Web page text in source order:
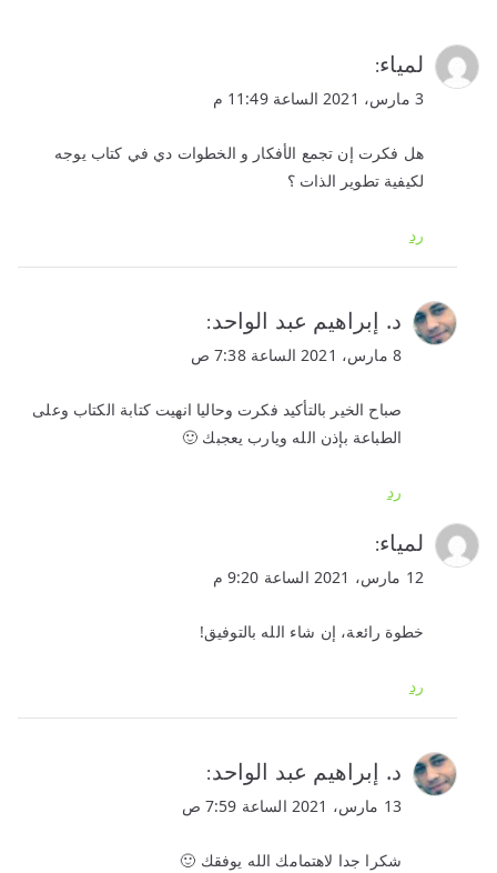
لمياء:
3 مارس، 2021 الساعة 11:49 م
هل فكرت إن تجمع الأفكار و الخطوات دي في كتاب يوجه
لكيفية تطوير الذات ؟
رد
د. إبراهيم عبد الواحد:
8 مارس، 2021 الساعة 7:38 ص
صباح الخير بالتأكيد فكرت وحاليا انهيت كتابة الكتاب وعلى
الطباعة بإذن الله ويارب يعجبك 🙂
رد
لمياء:
12 مارس، 2021 الساعة 9:20 م
خطوة رائعة، إن شاء الله بالتوفيق!
رد
د. إبراهيم عبد الواحد:
13 مارس، 2021 الساعة 7:59 ص
شكرا جدا لاهتمامك الله يوفقك 🙂